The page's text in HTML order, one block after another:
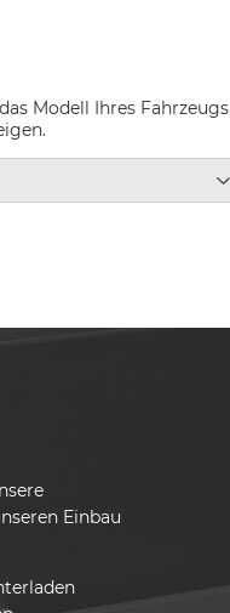
Modell Ihres Fahrzeugs
Einbau